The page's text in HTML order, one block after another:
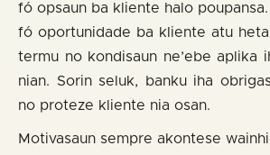
fó opsaun ba kliente halo
fó oportunidade ba kliente atu
termu no kondisaun ne’ebe aplika
nian. Sorin seluk, banku iha
no proteze kliente nia osan.
Motivasaun sempre akontese